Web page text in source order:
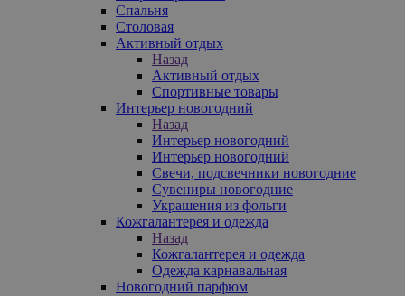
Спальня
Столовая
Активный отдых
Назад
Активный отдых
Спортивные товары
Интерьер новогодний
Назад
Интерьер новогодний
Интерьер новогодний
Свечи, подсвечники новогодние
Сувениры новогодние
Украшения из фольги
Кожгалантерея и одежда
Назад
Кожгалантерея и одежда
Одежда карнавальная
Новогодний парфюм